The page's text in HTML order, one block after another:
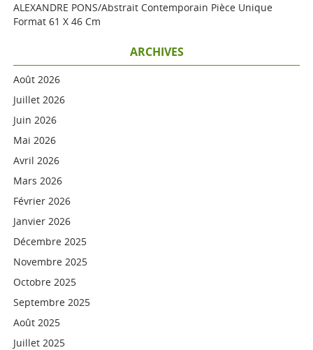
ALEXANDRE PONS/Abstrait Contemporain Pièce Unique
Format 61 X 46 Cm
ARCHIVES
Août 2026
Juillet 2026
Juin 2026
Mai 2026
Avril 2026
Mars 2026
Février 2026
Janvier 2026
Décembre 2025
Novembre 2025
Octobre 2025
Septembre 2025
Août 2025
Juillet 2025